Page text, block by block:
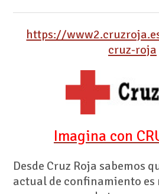
https://
cruz-roja
Imagina con
Desde Cruz Roja sabemos
actual de confinamiento es